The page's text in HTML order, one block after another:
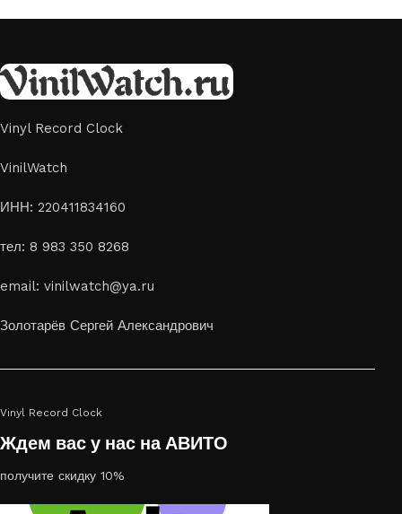
Vinyl Record Clock
VinilWatch
ИНН: 220411834160
тел: 8 983 350 8268
email: vinilwatch@ya.ru
Золотарёв Сергей Александрович
Vinyl Record Clock
Ждем вас у нас на АВИТО
получите скидку 10%